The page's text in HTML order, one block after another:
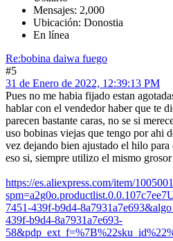
Mensajes: 2,000
Ubicación: Donostia
En línea
Re:bobina daiwa fuego
#5
31 de Enero de 2022, 12:39:13 PM
Pues no me habia fijado estan
hablar con el vendedor haber que te
parecen bastante caras, no se si
uso bobinas viejas que tengo por ahi
vez dejando bien ajustado el hilo
eso si, siempre utilizo el mismo
https://es.aliexpress.com/item/
7451-439f-b9d4-
439f-b9d4-8a7931a7e693-